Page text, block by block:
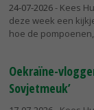
24-07-2026- Kees
deze week een
hoe de
Oekraïne-
Sovjetmeuk’